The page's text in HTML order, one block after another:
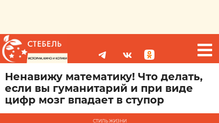
Ненавижу математику! Что делать,
если вы гуманитарий и при виде
цифр мозг впадает в ступор
СТИЛЬ ЖИЗНИ